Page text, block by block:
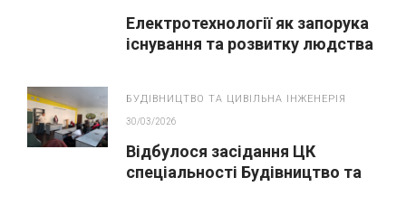
Електротехнології як запорука
існування та розвитку людства
БУДІВНИЦТВО ТА ЦИВІЛЬНА ІНЖЕНЕРІЯ
30/03/2026
Відбулося засідання ЦК
спеціальності Будівництво та